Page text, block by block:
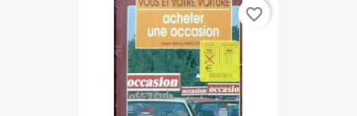
favorite_border